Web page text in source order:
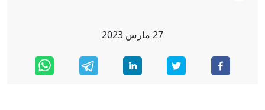
27 مارس 2023